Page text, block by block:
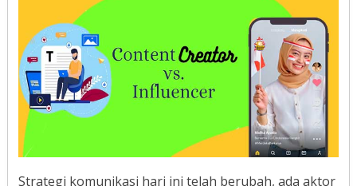
Strategi komunikasi hari ini telah berubah, ada aktor